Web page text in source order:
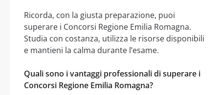
Ricorda, con la giusta preparazione, puoi
superare i Concorsi Regione Emilia Romagna.
Studia con costanza, utilizza le risorse disponibili
e mantieni la calma durante l’esame.
Quali sono i vantaggi professionali di superare i
Concorsi Regione Emilia Romagna?